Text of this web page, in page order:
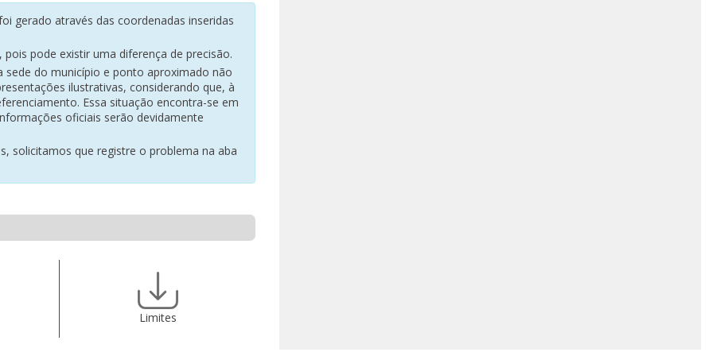
gerado através das coordenadas inseridas
pode existir uma diferença de precisão.
do município e ponto aproximado não
ilustrativas, considerando que, à
Essa situação encontra-se em
oficiais serão devidamente
solicitamos que registre o problema na aba
Limites